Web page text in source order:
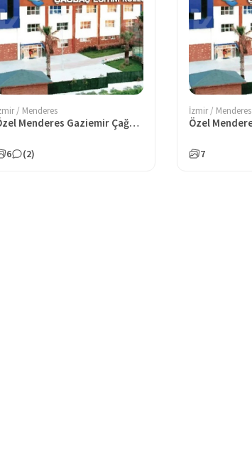
/ Menderes
Özel Menderes Gaziemir Çağdaş Eğitim Koleji İlkokulu
6 (2)
İzmir / Menderes
7